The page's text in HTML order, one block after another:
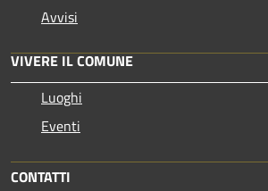
Avvisi
VIVERE IL COMUNE
Luoghi
Eventi
CONTATTI